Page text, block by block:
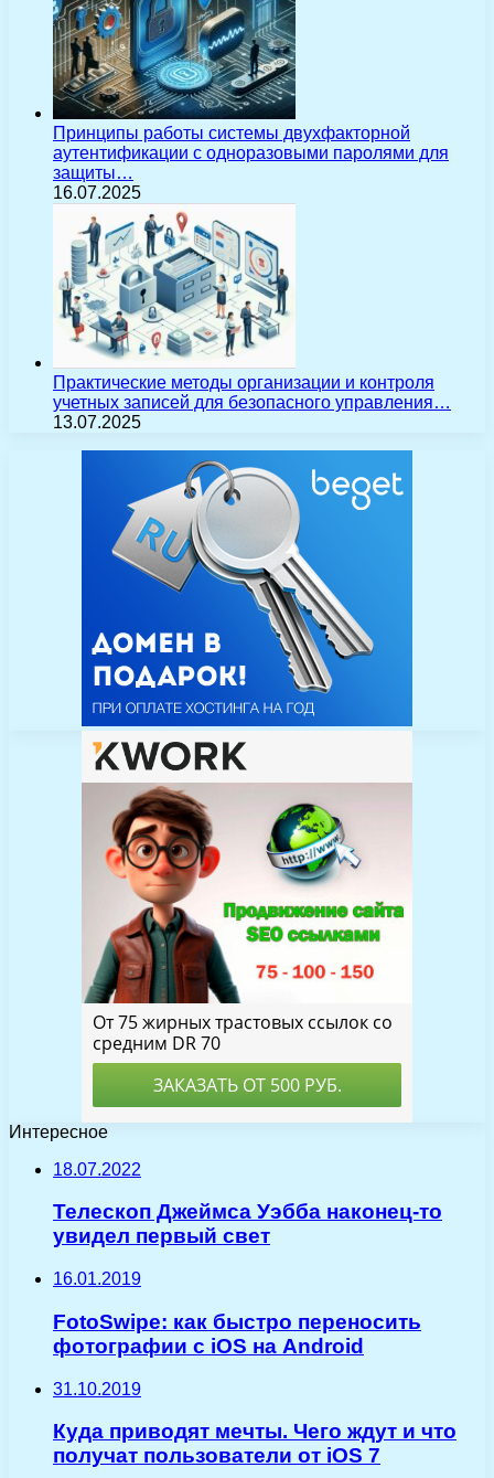
Принципы работы системы двухфакторной
аутентификации с одноразовыми паролями для
защиты…
16.07.2025
Практические методы организации и контроля
учетных записей для безопасного управления…
13.07.2025
Интересное
18.07.2022
Телескоп Джеймса Уэбба наконец-то
увидел первый свет
16.01.2019
FotoSwipe: как быстро переносить
фотографии с iOS на Android
31.10.2019
Куда приводят мечты. Чего ждут и что
получат пользователи от iOS 7